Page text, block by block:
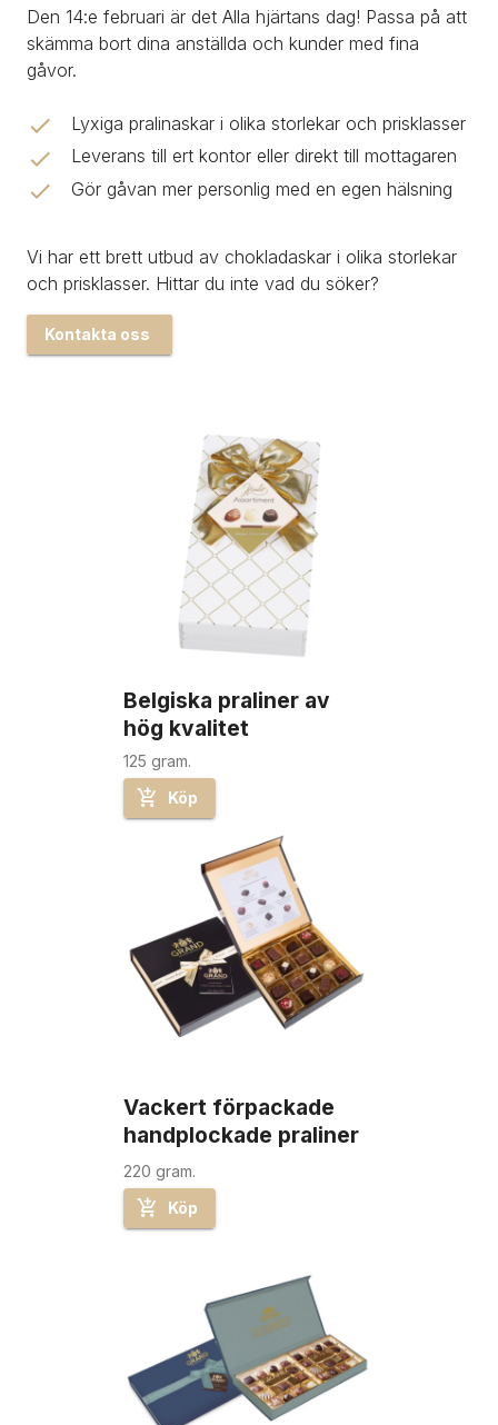
Den 14:e februari är det Alla hjärtans dag! Passa på att
skämma bort dina anställda och kunder med fina
gåvor.
Lyxiga pralinaskar i olika storlekar och prisklasser
Leverans till ert kontor eller direkt till mottagaren
Gör gåvan mer personlig med en egen hälsning
Vi har ett brett utbud av chokladaskar i olika storlekar
och prisklasser. Hittar du inte vad du söker?
Kontakta oss
Belgiska praliner av
hög kvalitet
125 gram.
Köp
Vackert förpackade
handplockade praliner
220 gram.
Köp